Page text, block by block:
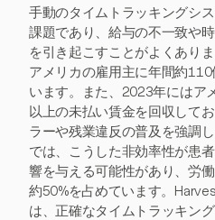
手動のタイムトラッキングシ
課題であり、給与の不一致や
を引き起こすことがよくあり
アメリカの雇用主に年間約
います。また、2023年にはア
以上の未払い賃金を回収して
ラーや残業違反の普及を強調
では、こうした非効率性が患
響を与える可能性があり、労
約50%を占めています。
は、正確なタイムトラッキン